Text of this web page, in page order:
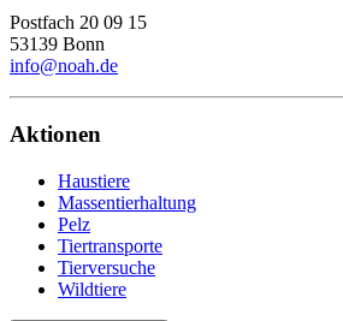
Postfach 20 09 15
53139 Bonn
info@noah.de
Aktionen
Haustiere
Massentierhaltung
Pelz
Tiertransporte
Tierversuche
Wildtiere